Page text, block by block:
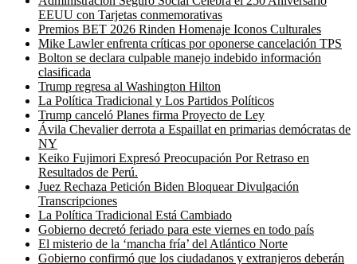
EEUU con Tarjetas conmemorativas
Premios BET 2026 Rinden Homenaje Iconos Culturales
Mike Lawler enfrenta críticas por oponerse cancelación TPS
Bolton se declara culpable manejo indebido información
clasificada
Trump regresa al Washington Hilton
La Política Tradicional y Los Partidos Políticos
Trump canceló Planes firma Proyecto de Ley
Ávila Chevalier derrota a Espaillat en primarias demócratas de
NY
Keiko Fujimori Expresó Preocupación Por Retraso en
Resultados de Perú.
Juez Rechaza Petición Biden Bloquear Divulgación
Transcripciones
La Política Tradicional Está Cambiado
Gobierno decretó feriado para este viernes en todo país
El misterio de la ‘mancha fría’ del Atlántico Norte
Gobierno confirmó que los ciudadanos y extranjeros deberán